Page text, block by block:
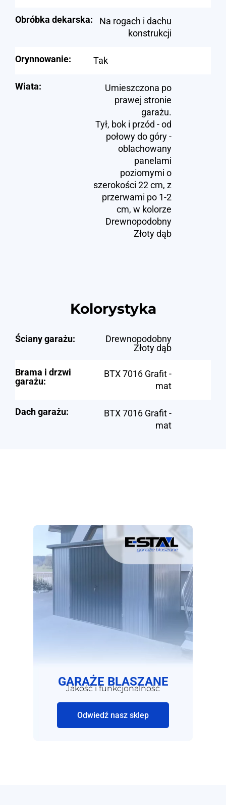
Obróbka dekarska:
Na rogach i dachu
konstrukcji
Orynnowanie: Tak
Wiata:
Umieszczona po
prawej stronie
garażu.
Tył, bok i przód - od
połowy do góry -
oblachowany
panelami
poziomymi o
szerokości 22 cm, z
przerwami po 1-2
cm, w kolorze
Drewnopodobny
Złoty dąb
Kolorystyka
Ściany garażu:
Drewnopodobny
Złoty dąb
Brama i drzwi
garażu:
BTX 7016 Grafit -
mat
Dach garażu:
BTX 7016 Grafit -
mat
GARAŻE BLASZANE
Jakość i funkcjonalność
Odwiedź nasz sklep